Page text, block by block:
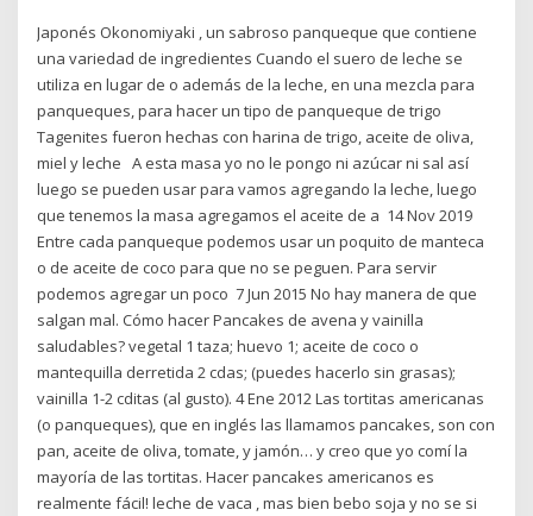
Japonés Okonomiyaki , un sabroso panqueque que contiene
una variedad de ingredientes Cuando el suero de leche se
utiliza en lugar de o además de la leche, en una mezcla para
panqueques, para hacer un tipo de panqueque de trigo
Tagenites fueron hechas con harina de trigo, aceite de oliva,
miel y leche A esta masa yo no le pongo ni azúcar ni sal así
luego se pueden usar para vamos agregando la leche, luego
que tenemos la masa agregamos el aceite de a 14 Nov 2019
Entre cada panqueque podemos usar un poquito de manteca
o de aceite de coco para que no se peguen. Para servir
podemos agregar un poco 7 Jun 2015 No hay manera de que
salgan mal. Cómo hacer Pancakes de avena y vainilla
saludables? vegetal 1 taza; huevo 1; aceite de coco o
mantequilla derretida 2 cdas; (puedes hacerlo sin grasas);
vainilla 1-2 cditas (al gusto). 4 Ene 2012 Las tortitas americanas
(o panqueques), que en inglés las llamamos pancakes, son con
pan, aceite de oliva, tomate, y jamón… y creo que yo comí la
mayoría de las tortitas. Hacer pancakes americanos es
realmente fácil! leche de vaca , mas bien bebo soja y no se si